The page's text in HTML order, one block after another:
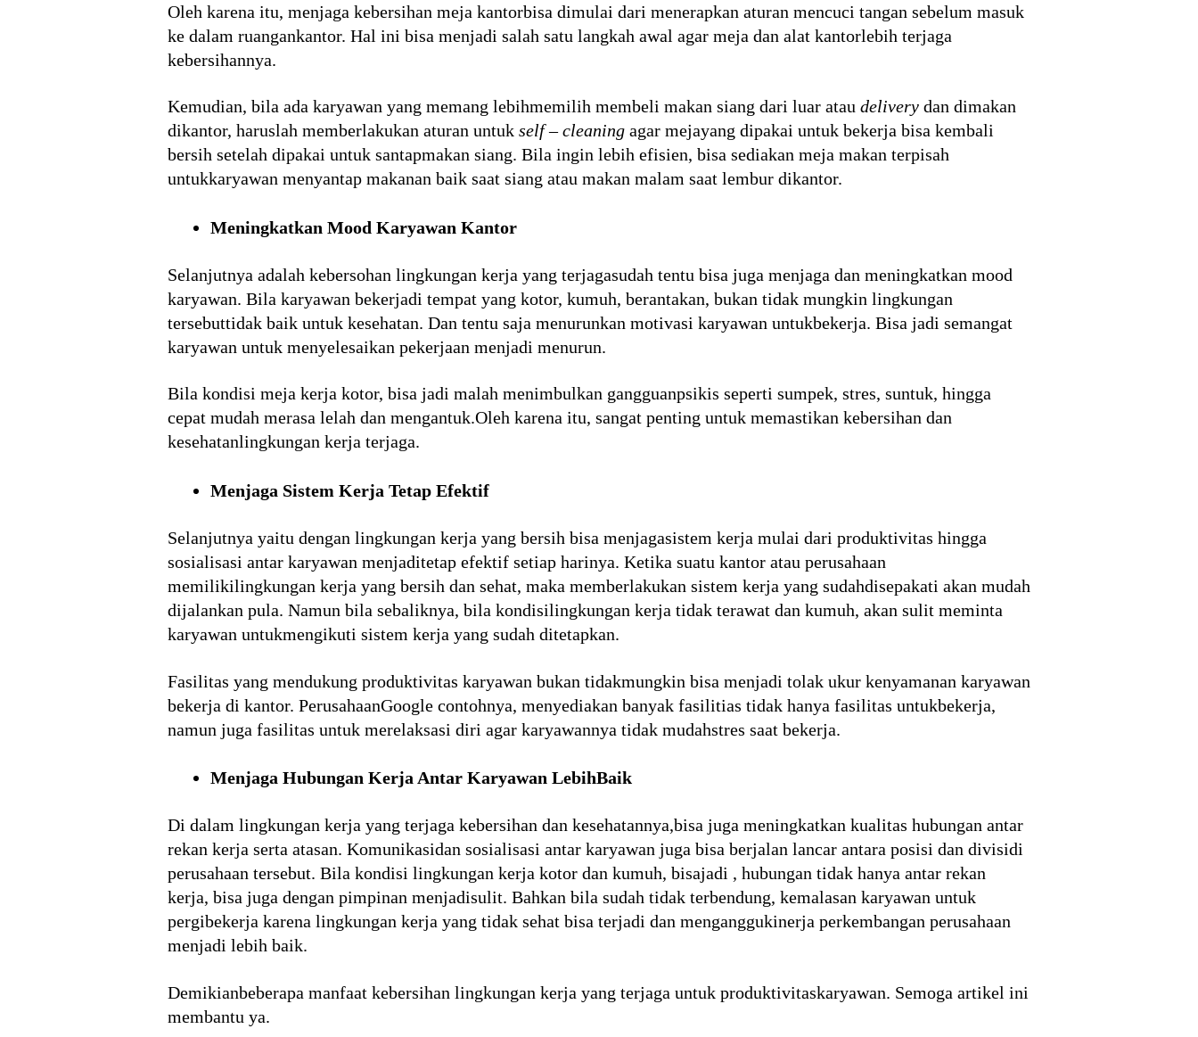
Oleh karena itu, menjaga kebersihan meja kantorbisa dimulai dari menerapkan aturan mencuci tangan sebelum masuk
ke dalam ruangankantor. Hal ini bisa menjadi salah satu langkah awal agar meja dan alat kantorlebih terjaga
kebersihannya.
Kemudian, bila ada karyawan yang memang lebihmemilih membeli makan siang dari luar atau delivery dan dimakan
dikantor, haruslah memberlakukan aturan untuk self – cleaning agar mejayang dipakai untuk bekerja bisa kembali
bersih setelah dipakai untuk santapmakan siang. Bila ingin lebih efisien, bisa sediakan meja makan terpisah
untukkaryawan menyantap makanan baik saat siang atau makan malam saat lembur dikantor.
Meningkatkan Mood Karyawan Kantor
Selanjutnya adalah kebersohan lingkungan kerja yang terjagasudah tentu bisa juga menjaga dan meningkatkan mood
karyawan. Bila karyawan bekerjadi tempat yang kotor, kumuh, berantakan, bukan tidak mungkin lingkungan
tersebuttidak baik untuk kesehatan. Dan tentu saja menurunkan motivasi karyawan untukbekerja. Bisa jadi semangat
karyawan untuk menyelesaikan pekerjaan menjadi menurun.
Bila kondisi meja kerja kotor, bisa jadi malah menimbulkan gangguanpsikis seperti sumpek, stres, suntuk, hingga
cepat mudah merasa lelah dan mengantuk.Oleh karena itu, sangat penting untuk memastikan kebersihan dan
kesehatanlingkungan kerja terjaga.
Menjaga Sistem Kerja Tetap Efektif
Selanjutnya yaitu dengan lingkungan kerja yang bersih bisa menjagasistem kerja mulai dari produktivitas hingga
sosialisasi antar karyawan menjaditetap efektif setiap harinya. Ketika suatu kantor atau perusahaan
memilikilingkungan kerja yang bersih dan sehat, maka memberlakukan sistem kerja yang sudahdisepakati akan mudah
dijalankan pula. Namun bila sebaliknya, bila kondisilingkungan kerja tidak terawat dan kumuh, akan sulit meminta
karyawan untukmengikuti sistem kerja yang sudah ditetapkan.
Fasilitas yang mendukung produktivitas karyawan bukan tidakmungkin bisa menjadi tolak ukur kenyamanan karyawan
bekerja di kantor. PerusahaanGoogle contohnya, menyediakan banyak fasilitias tidak hanya fasilitas untukbekerja,
namun juga fasilitas untuk merelaksasi diri agar karyawannya tidak mudahstres saat bekerja.
Menjaga Hubungan Kerja Antar Karyawan LebihBaik
Di dalam lingkungan kerja yang terjaga kebersihan dan kesehatannya,bisa juga meningkatkan kualitas hubungan antar
rekan kerja serta atasan. Komunikasidan sosialisasi antar karyawan juga bisa berjalan lancar antara posisi dan divisidi
perusahaan tersebut. Bila kondisi lingkungan kerja kotor dan kumuh, bisajadi , hubungan tidak hanya antar rekan
kerja, bisa juga dengan pimpinan menjadisulit. Bahkan bila sudah tidak terbendung, kemalasan karyawan untuk
pergibekerja karena lingkungan kerja yang tidak sehat bisa terjadi dan menganggukinerja perkembangan perusahaan
menjadi lebih baik.
Demikianbeberapa manfaat kebersihan lingkungan kerja yang terjaga untuk produktivitaskaryawan. Semoga artikel ini
membantu ya.